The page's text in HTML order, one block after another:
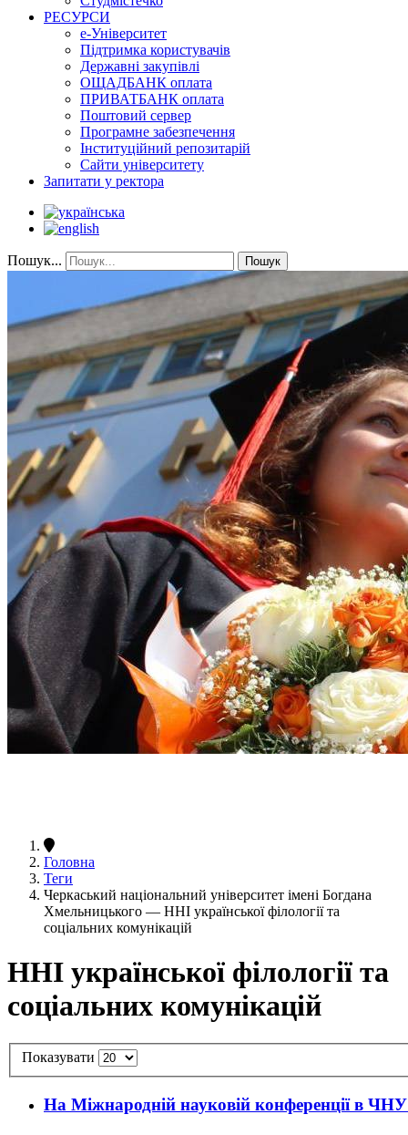
РЕСУРСИ
е-Університет
Підтримка користувачів
Державні закупівлі
ОЩАДБАНК оплата
ПРИВАТБАНК оплата
Поштовий сервер
Програмне забезпечення
Інституційний репозитарій
Сайти університету
Запитати у ректора
Пошук... Пошук
Головна
Теги
Черкаський національний університет імені Богдана
Хмельницького — ННІ української філології та
соціальних комунікацій
ННІ української філології та
соціальних комунікацій
Показувати
На Міжнародній науковій конференції в